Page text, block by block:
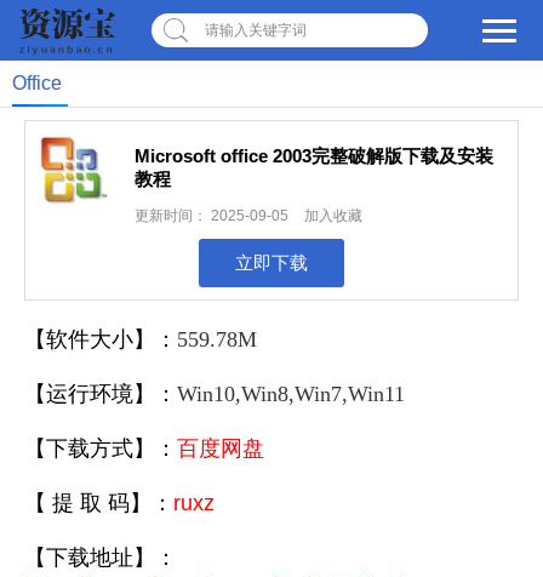
请输入关键字词
Office
Microsoft office 2003完整破解版下载及安装
教程
更新时间： 2025-09-05 加入收藏
立即下载
【软件大小】 ： 559.78M
【运行环境】： Win10,Win8,Win7,Win11
【下载方式】： 百度网盘
【 提 取 码】： ruxz
【下载地址 】：